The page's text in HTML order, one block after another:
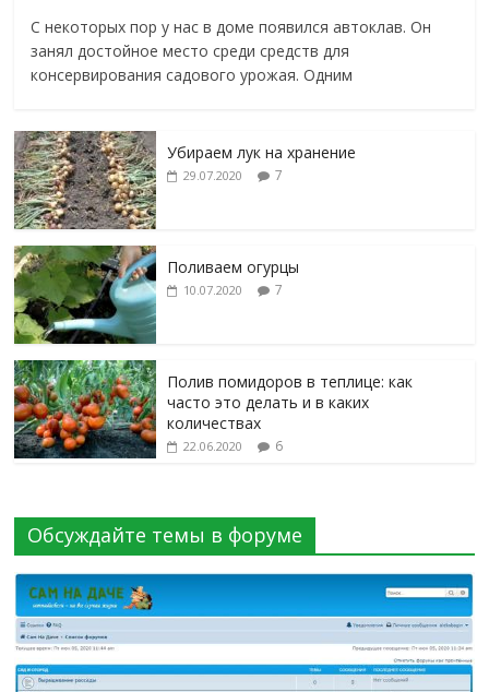
С некоторых пор у нас в доме появился автоклав. Он
занял достойное место среди средств для
консервирования садового урожая. Одним
Убираем лук на хранение
29.07.2020 7
Поливаем огурцы
10.07.2020 7
Полив помидоров в теплице: как
часто это делать и в каких
количествах
22.06.2020 6
Обсуждайте темы в форуме